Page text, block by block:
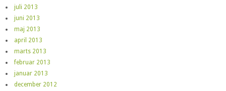
juli 2013
juni 2013
maj 2013
april 2013
marts 2013
februar 2013
januar 2013
december 2012